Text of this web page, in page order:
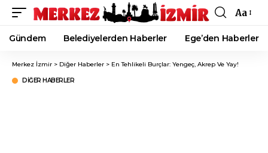
Font
Resizer
Aa
Gündem Belediyelerden Haberler Ege’den Haberler
Merkez İzmir > Diğer Haberler > En Tehlikeli Burçlar: Yengeç, Akrep Ve Yay!
DIĞER HABERLER